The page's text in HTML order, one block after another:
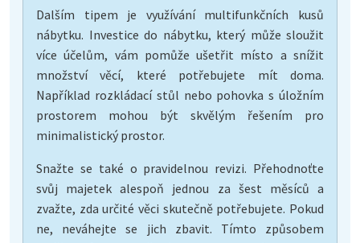
Dalším tipem je využívání multifunkčních kusů
nábytku. Investice do nábytku, který může sloužit
více účelům, vám pomůže ušetřit místo a snížit
množství věcí, které potřebujete mít doma.
Například rozkládací stůl nebo pohovka s úložním
prostorem mohou být skvělým řešením pro
minimalistický prostor.
Snažte se také o pravidelnou revizi. Přehodnoťte
svůj majetek alespoň jednou za šest měsíců a
zvažte, zda určité věci skutečně potřebujete. Pokud
ne, neváhejte se jich zbavit. Tímto způsobem